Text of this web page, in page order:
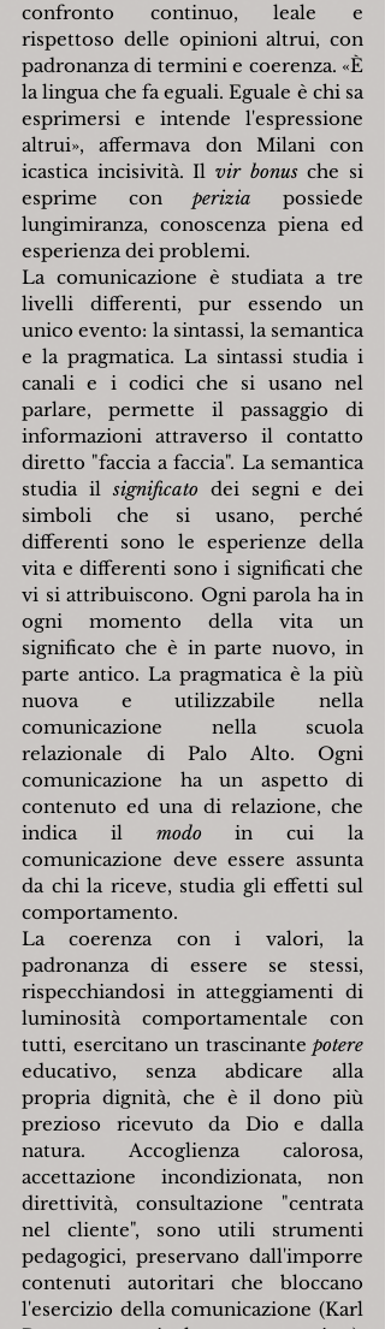
confronto continuo, leale e
rispettoso delle opinioni altrui, con
padronanza di termini e coerenza. «È
la lingua che fa eguali. Eguale è chi sa
esprimersi e intende l'espressione
altrui», affermava don Milani con
icastica incisività. Il vir bonus che si
esprime con perizia possiede
lungimiranza, conoscenza piena ed
esperienza dei problemi.
La comunicazione è studiata a tre
livelli differenti, pur essendo un
unico evento: la sintassi, la semantica
e la pragmatica. La sintassi studia i
canali e i codici che si usano nel
parlare, permette il passaggio di
informazioni attraverso il contatto
diretto "faccia a faccia". La semantica
studia il significato dei segni e dei
simboli che si usano, perché
differenti sono le esperienze della
vita e differenti sono i significati che
vi si attribuiscono. Ogni parola ha in
ogni momento della vita un
significato che è in parte nuovo, in
parte antico. La pragmatica è la più
nuova e utilizzabile nella
comunicazione nella scuola
relazionale di Palo Alto. Ogni
comunicazione ha un aspetto di
contenuto ed una di relazione, che
indica il modo in cui la
comunicazione deve essere assunta
da chi la riceve, studia gli effetti sul
comportamento.
La coerenza con i valori, la
padronanza di essere se stessi,
rispecchiandosi in atteggiamenti di
luminosità comportamentale con
tutti, esercitano un trascinante
educativo, senza abdicare alla
propria dignità, che è il dono più
prezioso ricevuto da Dio e dalla
natura. Accoglienza calorosa,
accettazione incondizionata, non
direttività, consultazione "centrata
nel cliente", sono utili strumenti
pedagogici, preservano dall'imporre
contenuti autoritari che bloccano
l'esercizio della comunicazione (Karl